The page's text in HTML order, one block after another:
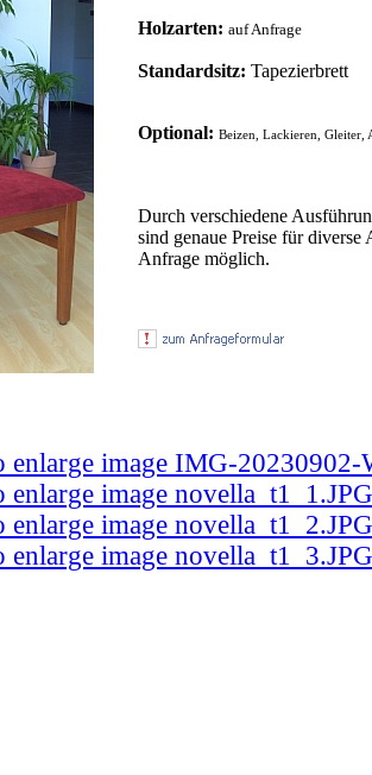
Holzarten: auf Anfrage
Standardsitz: Tapezierbrett
Optional: Beizen, Lackieren, Gleiter,
Durch verschiedene
sind genaue Preise für diverse
Anfrage möglich.